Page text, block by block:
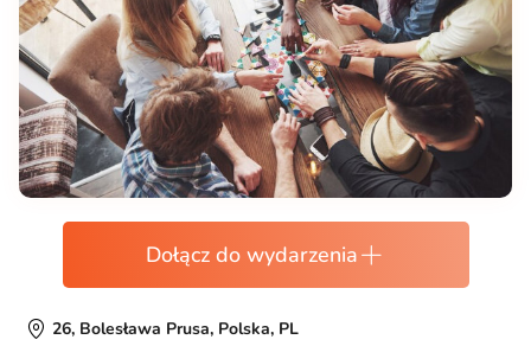
Dołącz do wydarzenia
26, Bolesława Prusa, Polska, PL